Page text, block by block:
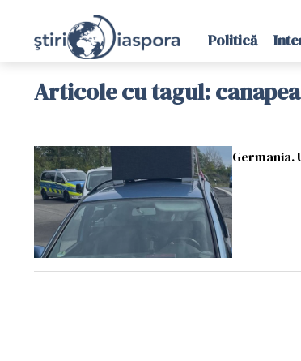
Politică
Articole cu tagul: canapea
Germania.